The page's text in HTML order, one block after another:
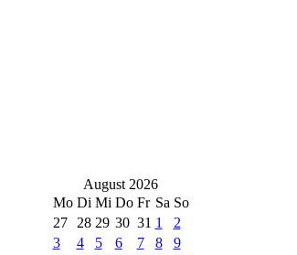
August 2026
Mo Di Mi Do Fr Sa So
27
28 29 30 31 1
2
3
4 5 6 7 8
9